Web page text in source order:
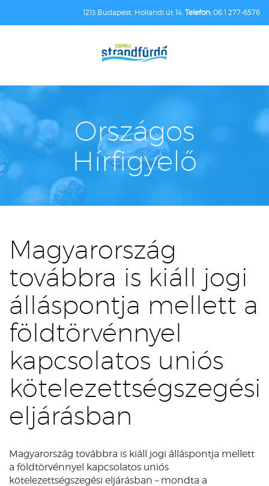
1213 Budapest, Hollandi út 14. Telefon:06 1 277-6576
Országos
Hírfigyelő
Magyarország
továbbra is kiáll jogi
álláspontja mellett a
földtörvénnyel
kapcsolatos uniós
kötelezettségszegési
eljárásban
Magyarország továbbra is kiáll jogi álláspontja mellett
a földtörvénnyel kapcsolatos uniós
kötelezettségszegési eljárásban – mondta a